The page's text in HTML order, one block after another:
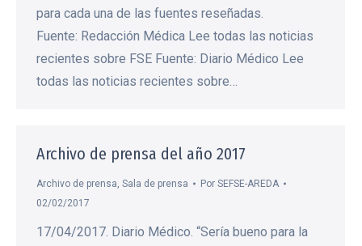
para cada una de las fuentes reseñadas.
Fuente: Redacción Médica Lee todas las noticias
recientes sobre FSE Fuente: Diario Médico Lee
todas las noticias recientes sobre…
Archivo de prensa del año 2017
Archivo de prensa, Sala de prensa Por SEFSE-AREDA
02/02/2017
17/04/2017. Diario Médico. “Sería bueno para la